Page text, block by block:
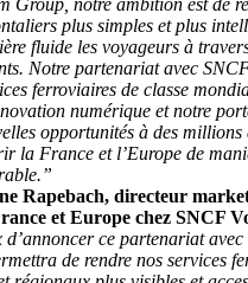
plus simples et plus
fluide les voyageurs à
Notre partenariat avec
ferroviaires de classe
numérique et notre
opportunités à des
la France et l’Europe de
Rapebach, directeur
et Europe chez SNCF
d’annoncer ce partenariat
de rendre nos services